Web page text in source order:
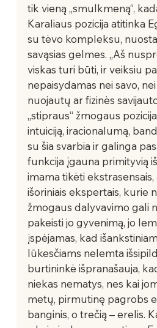
tik vieną „smulkmeną“,
Karaliaus pozicija atitinka
su tėvo kompleksu,
savąsias gelmes. „Aš
viskas turi būti, ir veiksiu
nepaisydamas nei savo,
nuojautų ar fizinės
„stipraus“ žmogaus
intuiciją, iracionalumą,
su šia svarbia ir galinga
funkcija įgauna primityvią
imama tikėti
išoriniais ekspertais, kurie
žmogaus dalyvavimo gali
pakeisti jo gyvenimą, jo
įspėjamas, kad
lūkesčiams nelemta
burtininkė išpranašauja,
niekas nematys, nes kai
metų, pirmutinę pagrobs
banginis, o trečią – erelis.